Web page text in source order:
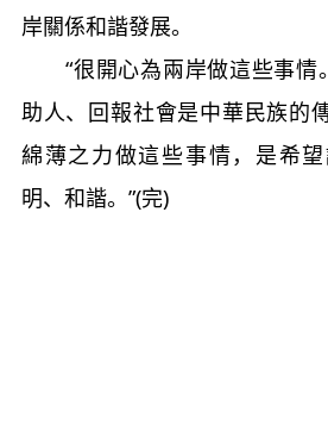
岸關係和諧發展。
“很開心為兩岸做這些事情
助人、回報社會是中華民族的
綿薄之力做這些事情，是希
明、和諧。”(完)